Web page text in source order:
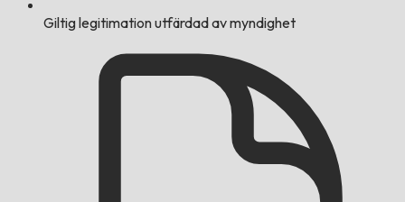
Giltig legitimation utfärdad av myndighet